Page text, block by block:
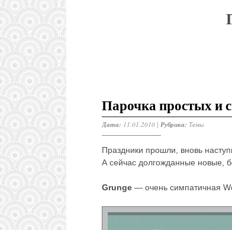
Парочка простых и
Дата: 11.01.2010 | Рубрика: Темы
Праздники прошли, вновь
А сейчас долгожданные новые,
Grunge — очень симпатичная